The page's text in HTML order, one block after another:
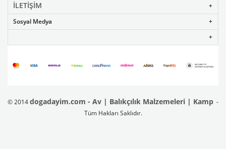
İLETİŞİM
Sosyal Medya
© 2014dogadayim.com - Av | Balıkçılık Malzemeleri | Kamp -
Tüm Hakları Saklıdır.